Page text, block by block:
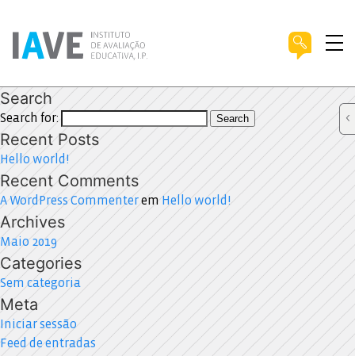
Search
Search for: Search
Recent Posts
Hello world!
Recent Comments
A WordPress Commenterem Hello world!
Archives
Maio 2019
Categories
Sem categoria
Meta
Iniciar sessão
Feed de entradas